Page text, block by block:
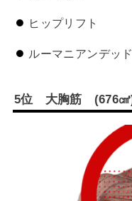
ヒップリフト
ルーマニアンデッ
5位 大胸筋 (676㎤